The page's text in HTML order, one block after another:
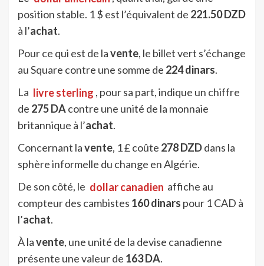
position stable. 1 $ est l’équivalent de 221.50 DZD
à l’achat.
Pour ce qui est de lavente, le billet vert s’échange
au Square contre une somme de 224 dinars.
La livre sterling , pour sa part, indique un chiffre
de 275 DAcontre une unité de la monnaie
britannique à l’achat.
Concernant lavente, 1 £ coûte 278 DZDdans la
sphère informelle du change en Algérie.
De son côté, le dollar canadien affiche au
compteur des cambistes 160 dinars pour 1 CAD à
l’achat.
À lavente, une unité de la devise canadienne
présente une valeur de 163 DA.